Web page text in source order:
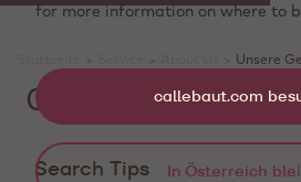
Unsere
0 Produkte
Search Tips
for more information on where to
callebaut.com
In Österreich